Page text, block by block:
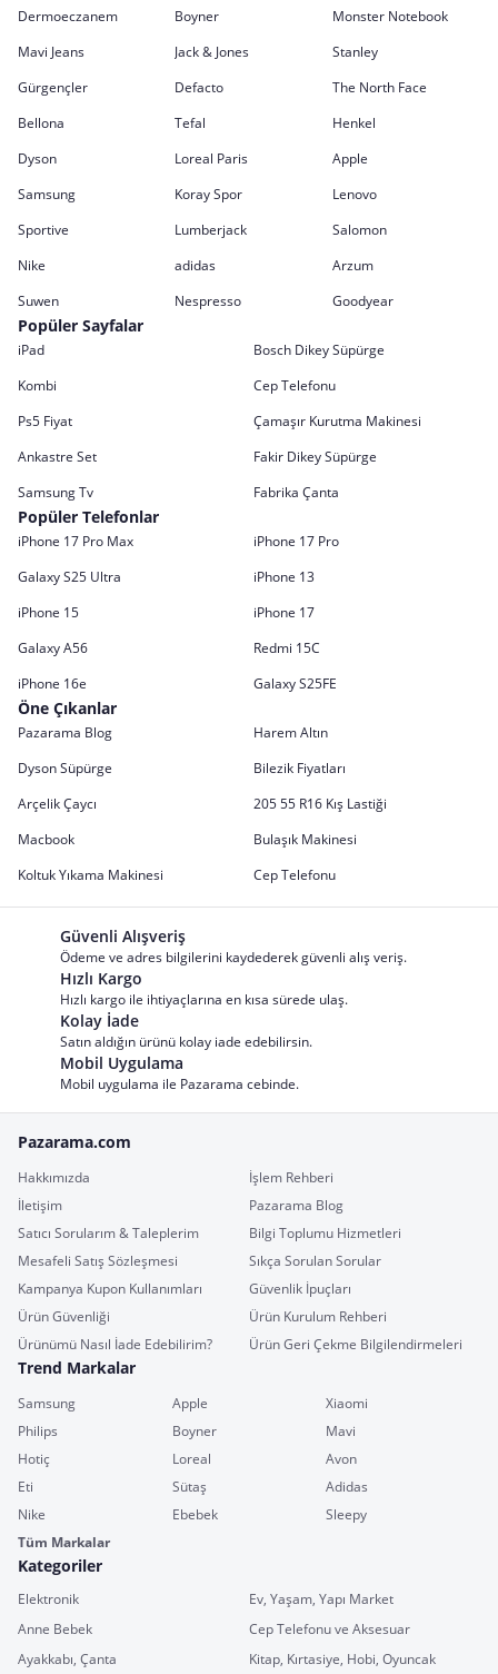
Dermoeczanem Boyner
Monster Notebook
Mavi Jeans
Jack & Jones
Stanley
Gürgençler
Defacto
The North Face
Bellona
Tefal
Henkel
Dyson
Loreal Paris
Apple
Samsung
Koray Spor
Lenovo
Sportive
Lumberjack
Salomon
Nike
adidas
Arzum
Suwen
Nespresso Goodyear
Popüler Sayfalar
iPad
Bosch Dikey Süpürge
Kombi
Cep Telefonu
Ps5 Fiyat
Çamaşır Kurutma Makinesi
Ankastre Set
Fakir Dikey Süpürge
Samsung Tv
Fabrika Çanta
Popüler Telefonlar
iPhone 17 Pro Max
iPhone 17 Pro
Galaxy S25 Ultra
iPhone 13
iPhone 15
iPhone 17
Galaxy A56
Redmi 15C
iPhone 16e
Galaxy S25FE
Öne Çıkanlar
Pazarama Blog
Harem Altın
Dyson Süpürge
Bilezik Fiyatları
Arçelik Çaycı
205 55 R16 Kış Lastiği
Macbook
Bulaşık Makinesi
Koltuk Yıkama Makinesi
Cep Telefonu
Güvenli Alışveriş
Ödeme ve adres bilgilerini kaydederek güvenli alış veriş.
Hızlı Kargo
Hızlı kargo ile ihtiyaçlarına en kısa sürede ulaş.
Kolay İade
Satın aldığın ürünü kolay iade edebilirsin.
Mobil Uygulama
Mobil uygulama ile Pazarama cebinde.
Pazarama.com
Hakkımızda
İşlem Rehberi
İletişim
Pazarama Blog
Satıcı Sorularım & Taleplerim
Bilgi Toplumu Hizmetleri
Mesafeli Satış Sözleşmesi
Sıkça Sorulan Sorular
Kampanya Kupon Kullanımları
Güvenlik İpuçları
Ürün Güvenliği
Ürün Kurulum Rehberi
Ürünümü Nasıl İade Edebilirim?
Ürün Geri Çekme Bilgilendirmeleri
Trend Markalar
Samsung Apple
Xiaomi
Philips
Boyner
Mavi
Hotiç
Loreal
Avon
Eti
Sütaş
Adidas
Nike
Ebebek
Sleepy
Tüm Markalar
Kategoriler
Elektronik
Ev, Yaşam, Yapı Market
Anne Bebek
Cep Telefonu ve Aksesuar
Ayakkabı, Çanta
Kitap, Kırtasiye, Hobi, Oyuncak